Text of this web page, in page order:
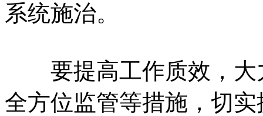
系统施治。
要提高工作质效，大
全方位监管等措施，切